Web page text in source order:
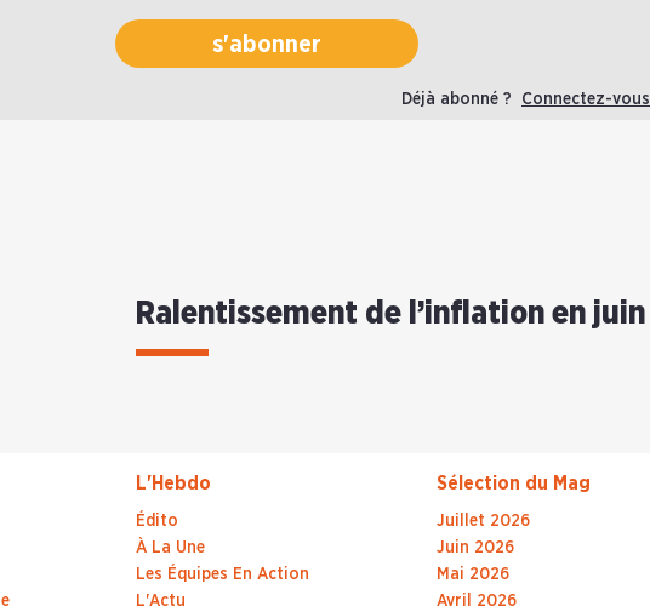
s'abonner
Déjà abonné ? Connectez-vous
Ralentissement de l’inflation en juin
L'Hebdo
Édito
À La Une
Les Équipes En Action
L'Actu
Sélection du Mag
Juillet 2026
Juin 2026
Mai 2026
Avril 2026